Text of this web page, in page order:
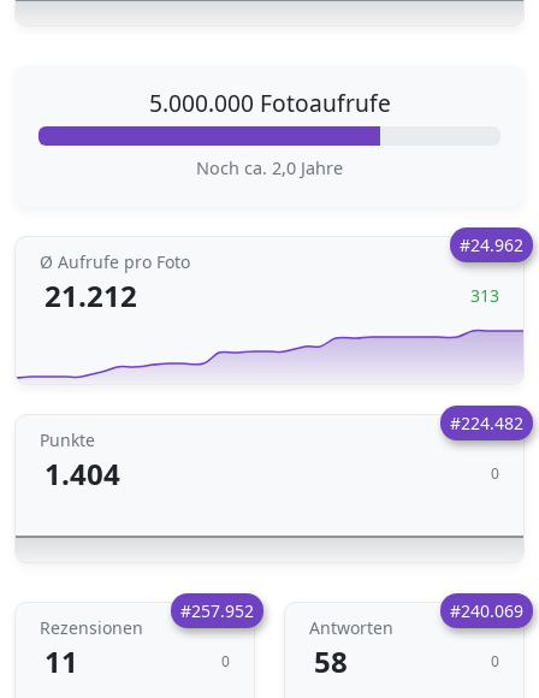
5.000.000 Fotoaufrufe
Noch ca. 2,0 Jahre
#24.962
Ø Aufrufe pro Foto
21.212 313
#224.482
Punkte
1.404 0
#257.952
Rezensionen
11 0
#240.069
Antworten
58 0